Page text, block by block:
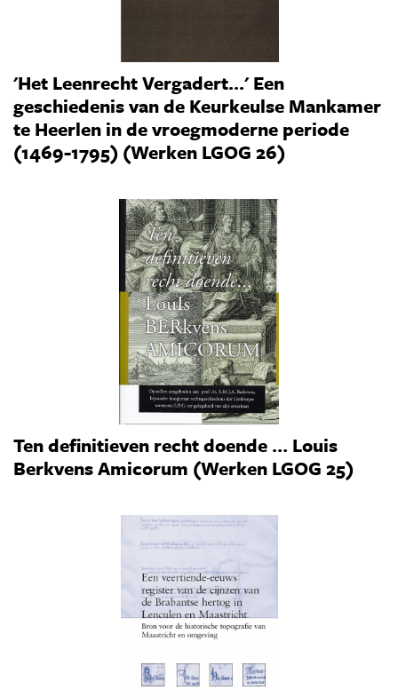
'Het Leenrecht Vergadert...' Een
geschiedenis van de Keurkeulse Mankamer
te Heerlen in de vroegmoderne periode
(1469-1795) (Werken LGOG 26)
Ten definitieven recht doende … Louis
Berkvens Amicorum (Werken LGOG 25)